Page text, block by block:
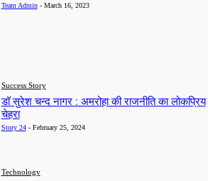
Team Admin - March 16, 2023
Success Story
डॉ सुरेश चन्द नागर : अमरोहा की राजनीति का लोकप्रिय
चेहरा
Story 24 - February 25, 2024
Technology